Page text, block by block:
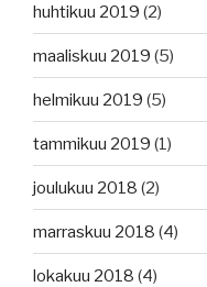
huhtikuu 2019 (2)
maaliskuu 2019 (5)
helmikuu 2019 (5)
tammikuu 2019 (1)
joulukuu 2018 (2)
marraskuu 2018 (4)
lokakuu 2018 (4)